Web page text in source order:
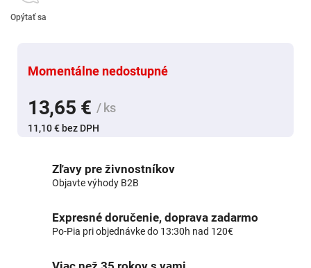
13,65 € / ks
11,10 € bez DPH
Momentálne nedostupné
Opýtať sa
Zľavy pre živnostníkov
Objavte výhody B2B
Expresné doručenie, doprava zadarmo
Po-Pia pri objednávke do 13:30h nad 120€